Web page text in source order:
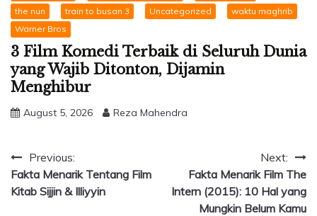
the nun
train to busan 3 Uncategorized
waktu maghrib
Warner Bros
3 Film Komedi Terbaik di Seluruh Dunia
yang Wajib Ditonton, Dijamin
Menghibur
August 5, 2026 Reza Mahendra
Post
navigation
Previous:
Fakta Menarik Tentang Film
Kitab Sijjin & Illiyyin
Next:
Fakta Menarik Film The
Intern (2015): 10 Hal yang
Mungkin Belum Kamu